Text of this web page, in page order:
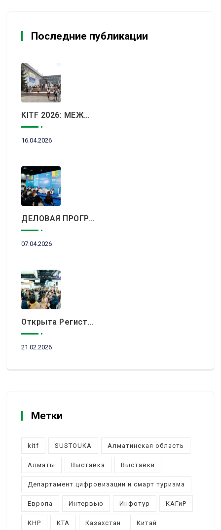
Последние публикации
KITF 2026: МЕЖДУНАРОДНЫЙ ТУРИСТИЧЕСКИЙ РЫНОК ВСТРЕТИТСЯ В АЛМАТЫ
16.04.2026
ДЕЛОВАЯ ПРОГРАММА KITF 2026: ВАЖНЕЙШИЕ АСПЕКТЫ РЫНКА ТУРИЗМА В НОВОЙ РЕАЛЬНОСТИ ОБСУДЯТ В АЛМАТЫ
07.04.2026
Открыта Регистрация Посетителей На KITF 2026 — Ключевое Событие Туристической Отрасли Центральной Азии
21.02.2026
Метки
kitf SUSTOUKA Алматинская область
Алматы Выставка Выставки
Департамент цифровизации и смарт туризма
Европа Интервью Инфотур КАГиР
КНР КТА Казахстан Китай